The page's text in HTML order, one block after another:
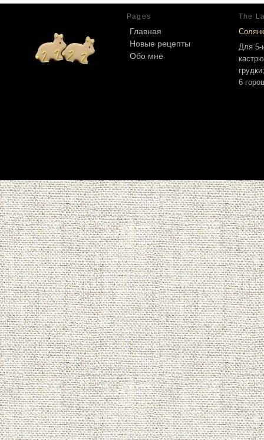
Pages
Главная
Новые рецепты
Обо мне
The
Для 5-
6